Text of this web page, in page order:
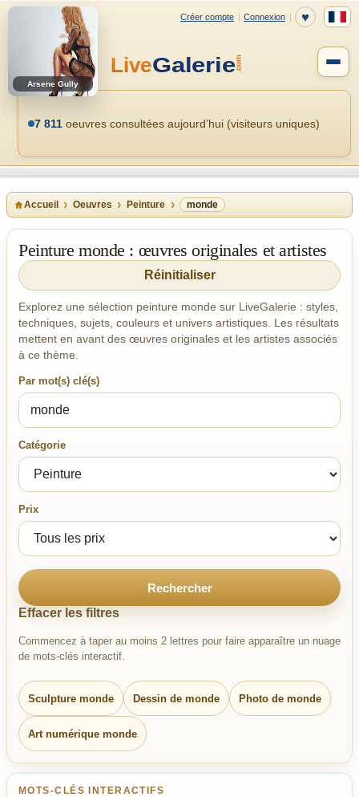
Arsene Gully
7 811 oeuvres consultées aujourd’hui (visiteurs uniques)
Accueil Oeuvres Peinture monde
Peinture monde : œuvres originales et artistes
Réinitialiser
Explorez une sélection peinture monde sur LiveGalerie : styles,
techniques, sujets, couleurs et univers artistiques. Les résultats
mettent en avant des œuvres originales et les artistes associés
à ce thème.
Par mot(s) clé(s)
Catégorie
Prix
Rechercher
Effacer les filtres
Commencez à taper au moins 2 lettres pour faire apparaître un nuage
de mots-clés interactif.
Sculpture monde Dessin de monde Photo de monde
Art numérique monde
MOTS-CLÉS INTERACTIFS